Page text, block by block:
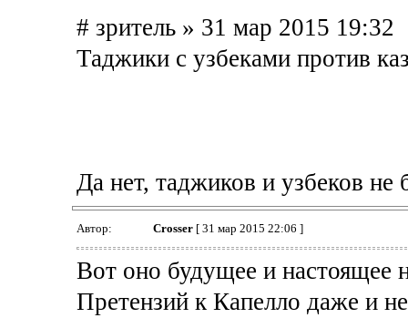
# зpитель » 31 мар 2015 19:32
Таджики с узбеками против
Да нет, таджиков и узбеков не
Автор: Crosser[ 31 мар 2015 22:06 ]
Вот оно будущее и настоящее
Претензий к Капелло даже и